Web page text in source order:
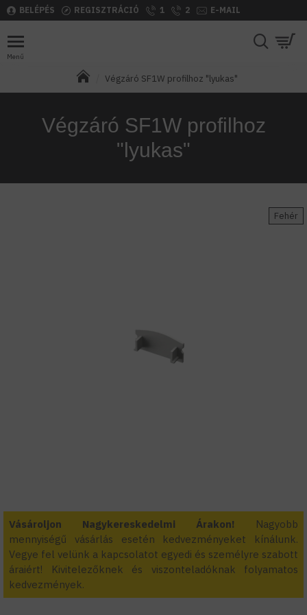
BELÉPÉS REGISZTRÁCIÓ 1 2 E-MAIL
Végzáró SF1W profilhoz "lyukas"
Végzáró SF1W profilhoz
"lyukas"
Fehér
Vásároljon Nagykereskedelmi Árakon!
Nagyobb
mennyiségű vásárlás esetén kedvezményeket kínálunk.
Vegye fel velünk a kapcsolatot egyedi és személyre szabott
áraiért! Kivitelezőknek és viszonteladóknak folyamatos
kedvezmények.